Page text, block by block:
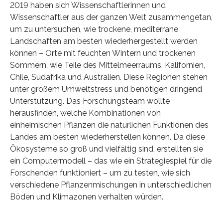
2019 haben sich Wissenschaftlerinnen und
Wissenschaftler aus der ganzen Welt zusammengetan,
um zu untersuchen, wie trockene, mediterrane
Landschaften am besten wiederhergestellt werden
können – Orte mit feuchten Wintern und trockenen
Sommern, wie Teile des Mittelmeerraums, Kalifornien,
Chile, Südafrika und Australien. Diese Regionen stehen
unter großem Umweltstress und benötigen dringend
Unterstützung. Das Forschungsteam wollte
herausfinden, welche Kombinationen von
einheimischen Pflanzen die natürlichen Funktionen des
Landes am besten wiederherstellen können. Da diese
Ökosysteme so groß und vielfältig sind, erstellten sie
ein Computermodell – das wie ein Strategiespiel für die
Forschenden funktioniert – um zu testen, wie sich
verschiedene Pflanzenmischungen in unterschiedlichen
Böden und Klimazonen verhalten würden.